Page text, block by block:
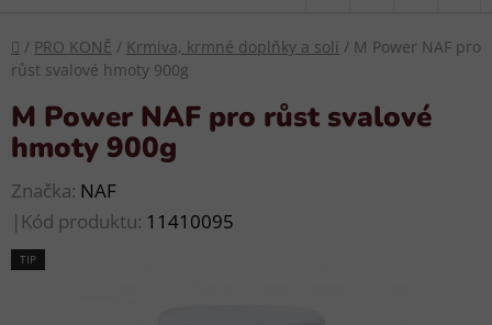
KOŠÍK
Domů
/ PRO KONĚ / Krmiva, krmné doplňky a soli / M Power NAF pro
růst svalové hmoty 900g
M Power NAF pro růst svalové
hmoty 900g
Značka: NAF
| Kód produktu: 11410095
TIP